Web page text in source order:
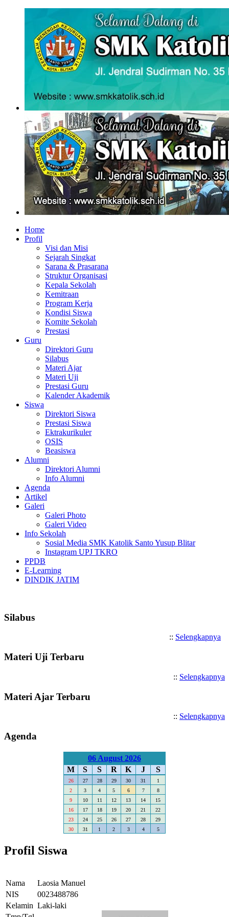
Home
Profil
Visi dan Misi
Sejarah Singkat
Sarana & Prasarana
Struktur Organisasi
Kepala Sekolah
Kemitraan
Program Kerja
Kondisi Siswa
Komite Sekolah
Prestasi
Guru
Direktori Guru
Silabus
Materi Ajar
Materi Uji
Prestasi Guru
Kalender Akademik
Siswa
Direktori Siswa
Prestasi Siswa
Ektrakurikuler
OSIS
Beasiswa
Alumni
Direktori Alumni
Info Alumni
Agenda
Artikel
Galeri
Galeri Photo
Galeri Video
Info Sekolah
Sosial Media SMK Katolik Santo Yusup Blitar
Instagram UPJ TKRO
PPDB
E-Learning
DINDIK JATIM
Silabus
:: Selengkapnya
Materi Uji Terbaru
:: Selengkapnya
Materi Ajar Terbaru
:: Selengkapnya
Agenda
06 August 2026
M
S S R K J S
26 27 28 29 30 31
1
2
3 4 5 6 7
8
9
10 11 12 13 14
15
16
17 18 19 20 21
22
23
24 25 26 27 28
29
30
31 1 2 3 4 5
Profil Siswa
Nama
Laosia Manuel
NIS
0023488786
Kelamin Laki-laki